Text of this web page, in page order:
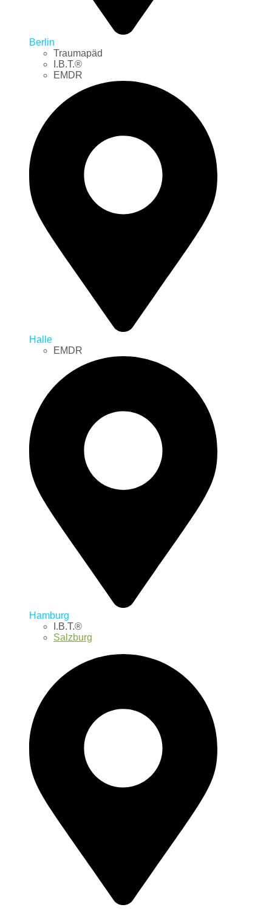
Berlin
Traumapäd
I.B.T.®
EMDR
Halle
EMDR
Hamburg
I.B.T.®
Salzburg